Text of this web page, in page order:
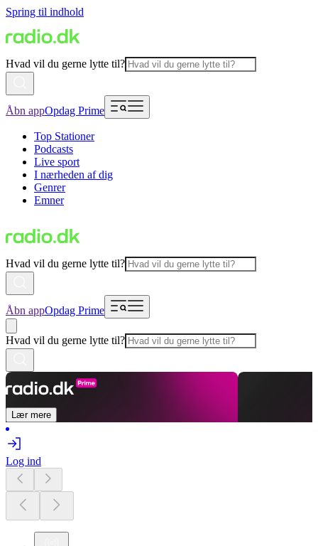
Spring til indhold
Hvad vil du gerne lytte til?
Åbn appOpdag Prime
Top Stationer
Podcasts
Live sport
I nærheden af dig
Genrer
Emner
Hvad vil du gerne lytte til?
Åbn appOpdag Prime
Hvad vil du gerne lytte til?
Lær mere
Log ind